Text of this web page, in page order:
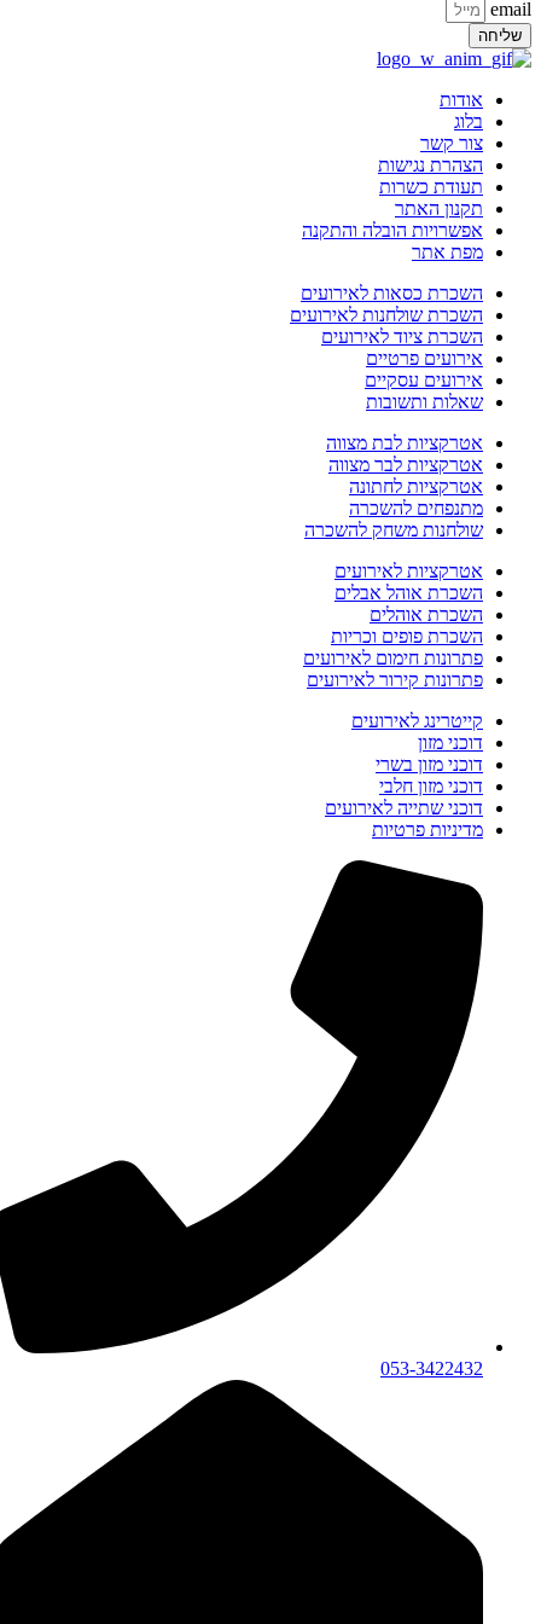
email
שליחה
אודות
בלוג
צור קשר
הצהרת נגישות
תעודת כשרות
תקנון האתר
אפשרויות הובלה והתקנה
מפת אתר
השכרת כסאות לאירועים
השכרת שולחנות לאירועים
השכרת ציוד לאירועים
אירועים פרטיים
אירועים עסקיים
שאלות ותשובות
אטרקציות לבת מצווה
אטרקציות לבר מצווה
אטרקציות לחתונה
מתנפחים להשכרה
שולחנות משחק להשכרה
אטרקציות לאירועים
השכרת אוהל אבלים
השכרת אוהלים
השכרת פופים וכריות
פתרונות חימום לאירועים
פתרונות קירור לאירועים
קייטרינג לאירועים
דוכני מזון
דוכני מזון בשרי
דוכני מזון חלבי
דוכני שתייה לאירועים
מדיניות פרטיות
053-3422432